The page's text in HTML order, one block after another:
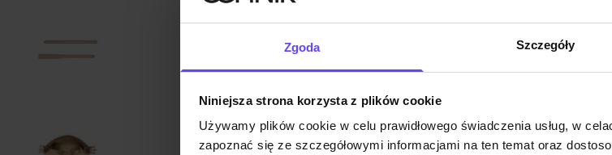
Zgoda Szczegóły
Niniejsza strona korzysta z plików cookie
Używamy plików cookie w celu prawidłowego świadczenia usług, w
zapoznać się ze szczegółowymi informacjami na ten temat oraz